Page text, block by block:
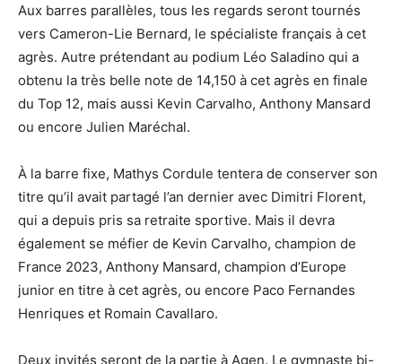
Aux barres parallèles, tous les regards seront tournés
vers Cameron-Lie Bernard, le spécialiste français à cet
agrès. Autre prétendant au podium Léo Saladino qui a
obtenu la très belle note de 14,150 à cet agrès en finale
du Top 12, mais aussi Kevin Carvalho, Anthony Mansard
ou encore Julien Maréchal.
À la barre fixe, Mathys Cordule tentera de conserver son
titre qu’il avait partagé l’an dernier avec Dimitri Florent,
qui a depuis pris sa retraite sportive. Mais il devra
également se méfier de Kevin Carvalho, champion de
France 2023, Anthony Mansard, champion d’Europe
junior en titre à cet agrès, ou encore Paco Fernandes
Henriques et Romain Cavallaro.
Deux invités seront de la partie à Agen. Le gymnaste bi-